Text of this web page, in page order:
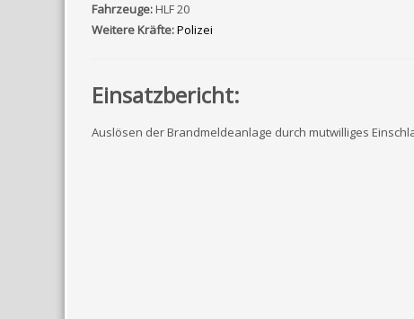
Fahrzeuge:HLF 20
Weitere Kräfte:Polizei
Einsatzbericht:
Auslösen der Brandmeldeanlage durch mutwilliges